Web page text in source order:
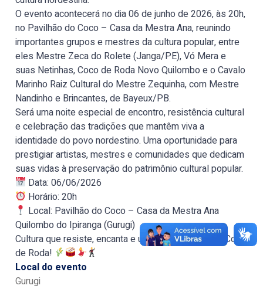
O evento acontecerá no dia 06 de junho de 2026, às 20h,
no Pavilhão do Coco – Casa da Mestra Ana, reunindo
importantes grupos e mestres da cultura popular, entre
eles Mestre Zeca do Rolete (Janga/PE), Vó Mera e
suas Netinhas, Coco de Roda Novo Quilombo e o Cavalo
Marinho Raiz Cultural do Mestre Zequinha, com Mestre
Nandinho e Brincantes, de Bayeux/PB.
Será uma noite especial de encontro, resistência cultural
e celebração das tradições que mantêm viva a
identidade do povo nordestino. Uma oportunidade para
prestigiar artistas, mestres e comunidades que dedicam
suas vidas à preservação do patrimônio cultural popular.
Data: 06/06/2026
Horário: 20h
Local: Pavilhão do Coco – Casa da Mestra Ana
Quilombo do Ipiranga (Gurugi)
Cultura que resiste, encanta e une gerações. Viva o Coco
de Roda!
Local do evento
Gurugi